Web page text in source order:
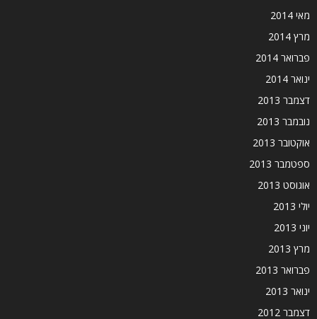
מאי 2014
מרץ 2014
פברואר 2014
ינואר 2014
דצמבר 2013
נובמבר 2013
אוקטובר 2013
ספטמבר 2013
אוגוסט 2013
יולי 2013
יוני 2013
מרץ 2013
פברואר 2013
ינואר 2013
דצמבר 2012